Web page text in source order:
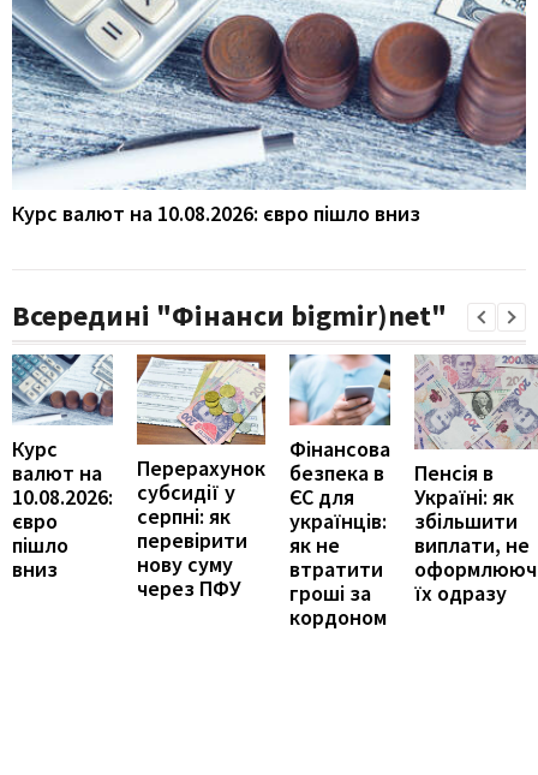
Курс валют на 10.08.2026: євро пішло вниз
Всередині "Фінанси bigmir)net"
Курс
валют на
10.08.2026:
євро
пішло
вниз
Перерахунок
субсидії у
серпні: як
перевірити
нову суму
через ПФУ
Фінансова
безпека в
ЄС для
українців:
як не
втратити
гроші за
кордоном
Пенсія в
Україні: як
збільшити
виплати, не
їх одразу